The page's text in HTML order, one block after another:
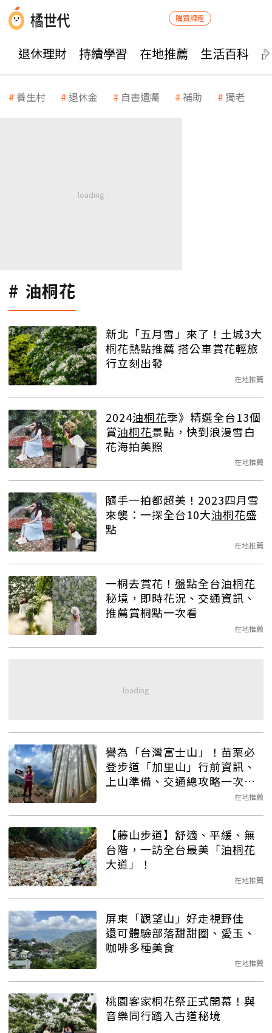
購買課程
退休理財 持續學習 在地推薦 生活百科
養生村 退休金 自書遺囑 補助 獨老
油桐花
新北「五月雪」來了！土城3大
桐花熱點推薦 搭公車賞花輕旅
行立刻出發
在地推薦
2024油桐花季》精選全台13個
賞油桐花景點，快到浪漫雪白
花海拍美照
在地推薦
隨手一拍都超美！2023四月雪
來襲：一探全台10大油桐花盛
點
在地推薦
一桐去賞花！盤點全台油桐花
秘境，即時花況、交通資訊、
推薦賞桐點一次看
在地推薦
譽為「台灣富士山」！苗栗必
登步道「加里山」行前資訊、
上山準備、交通總攻略一次收
在地推薦
【藤山步道】舒適、平緩、無
台階，一訪全台最美「油桐花
大道」！
在地推薦
屏東「觀望山」好走視野佳
還可體驗部落甜甜圈、愛玉、
咖啡多種美食
在地推薦
桃園客家桐花祭正式開幕！與
音樂同行踏入古道秘境